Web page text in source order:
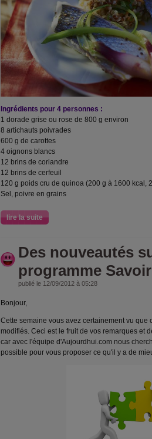
Ingrédients pour 4 personnes :
1 dorade grise ou rose de 800 g environ
8 artichauts poivrades
600 g de carottes
4 oignons blancs
12 brins de coriandre
12 brins de cerfeuil
120 g poids cru de quinoa (200 g à 1600 kcal,
Sel, poivre en grains
lire la suite
Des nouveautés
programme
publié le 12/09/2012 à 05:28
Bonjour,
Cette semaine vous avez certainement vu que
modifiés. Ceci est le fruit de vos remarques et
car avec l'équipe d'Aujourdhui.com nous
possible pour vous proposer ce qu'il y a de